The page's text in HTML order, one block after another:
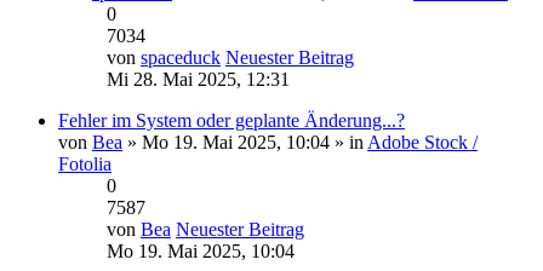
0
7034
von spaceduck Neuester Beitrag
Mi 28. Mai 2025, 12:31
Fehler im System oder geplante Änderung...?
von Bea » Mo 19. Mai 2025, 10:04 » in Adobe Stock /
Fotolia
0
7587
von Bea Neuester Beitrag
Mo 19. Mai 2025, 10:04